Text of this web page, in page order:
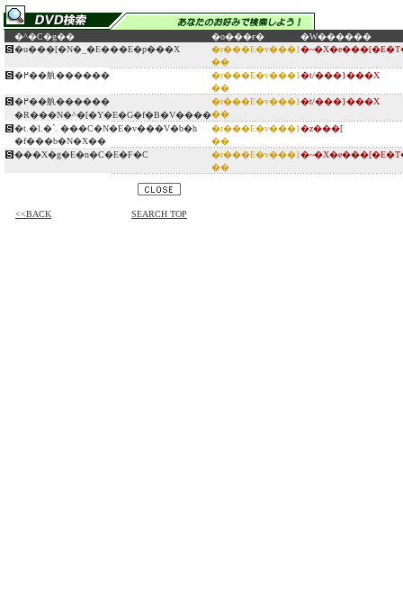
�^�C�g�� �o���ғ�
�W������
�u���[�N�_�E���E�p���X
�r���E�v���}
��
�߂��舧������
�r���E�v���}
��
�t/���}���X
�߂��舧������
�R���N�^�[�Y�E�G�f�B�V����
�r���E�v���}
��
�t/���}���X
�t.�l.�`. ���C�N�E�v���V�b�h
�f���b�N�X��
�r���E�v���}
��
�z���[
���X�g�E�n�C�E�F�C
�r���E�v���}
��
<<BACK SEARCH TOP